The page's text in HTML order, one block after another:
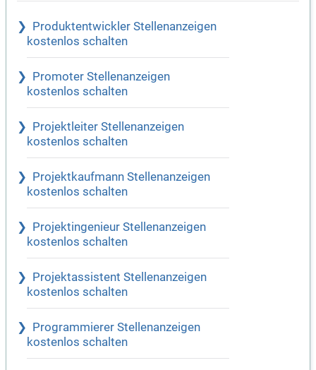
Produktentwickler Stellenanzeigen
kostenlos schalten
Promoter Stellenanzeigen
kostenlos schalten
Projektleiter Stellenanzeigen
kostenlos schalten
Projektkaufmann Stellenanzeigen
kostenlos schalten
Projektingenieur Stellenanzeigen
kostenlos schalten
Projektassistent Stellenanzeigen
kostenlos schalten
Programmierer Stellenanzeigen
kostenlos schalten